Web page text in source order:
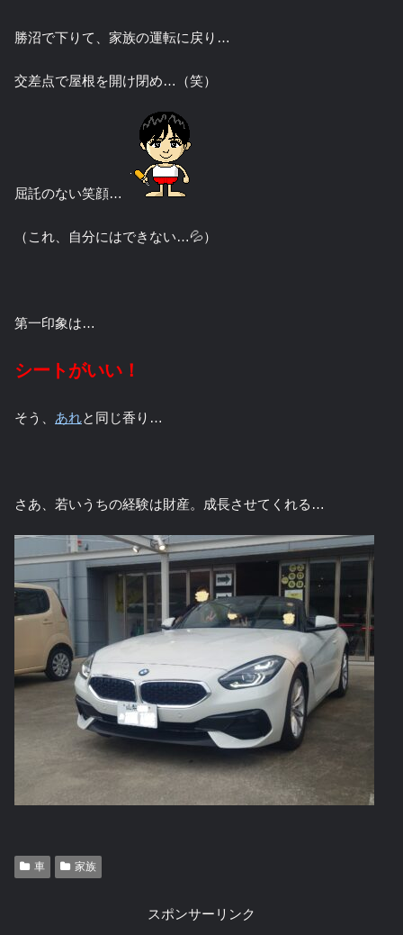
勝沼で下りて、家族の運転に戻り…
交差点で屋根を開け閉め…（笑）
屈託のない笑顔…
（これ、自分にはできない…💦）
第一印象は…
シートがいい！
そう、 あれと同じ香り…
さあ、若いうちの経験は財産。成長させてくれる…
車 家族
スポンサーリンク